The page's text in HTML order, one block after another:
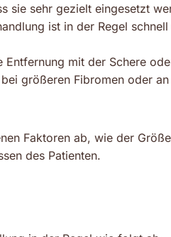
sie sehr gezielt eingesetzt
ist in der Regel
Entfernung mit der Schere
größeren Fibromen oder
Faktoren ab, wie der
des Patienten.